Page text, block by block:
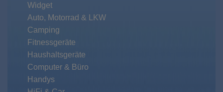
Widget
Auto, Motorrad & LKW
Camping
Fitnessgeräte
Haushaltsgeräte
Computer & Büro
Handys